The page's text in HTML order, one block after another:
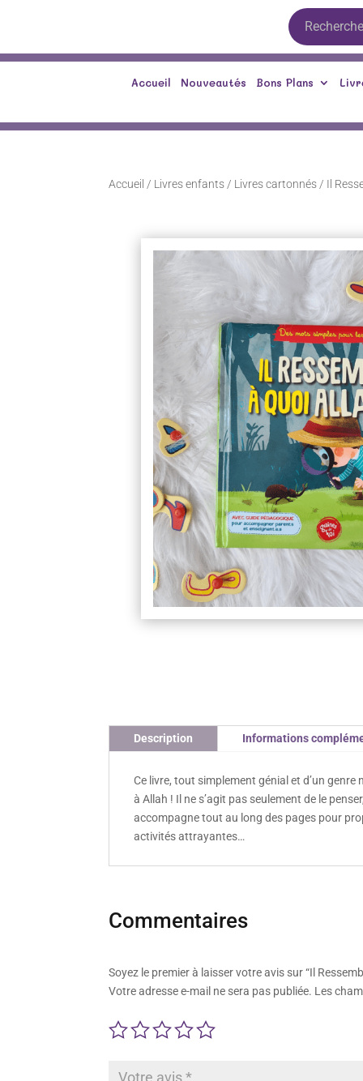
Accueil Nouveautés Bons Plans
Accueil / Livres enfants / Livres cartonnés / Il
Description Informations
Ce livre, tout simplement génial et d’un
à Allah ! Il ne s’agit pas seulement de le
accompagne tout au long des pages pour
activités attrayantes…
Commentaires
Soyez le premier à laisser votre avis sur “Il
Votre adresse e-mail ne sera pas publiée. Les